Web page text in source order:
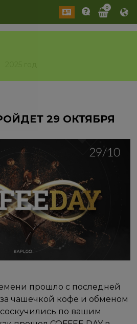
0
29 ОКТЯБРЯ
прошло с последней
чашечкой кофе и обменом
по вашим